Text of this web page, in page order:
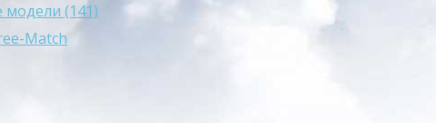
(141)
Match